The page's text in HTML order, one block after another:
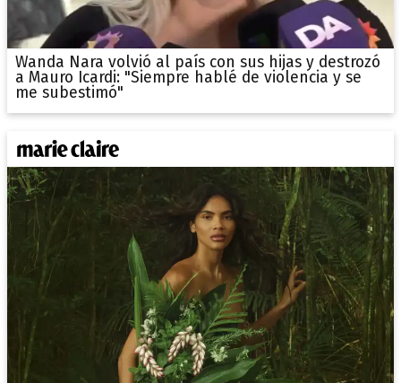
Wanda Nara volvió al país con sus hijas y destrozó
a Mauro Icardi: "Siempre hablé de violencia y se
me subestimó"